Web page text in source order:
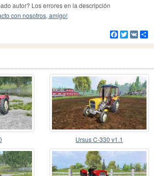
autor? Los errores en la descripción
con nosotros, amigo!
Facebook
Twitter
VK
Ursus C-330 v1.1